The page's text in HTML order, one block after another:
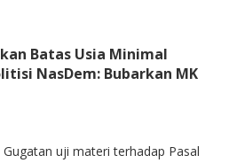
Batas Usia Minimal
NasDem: Bubarkan MK
Gugatan uji materi terhadap Pasal